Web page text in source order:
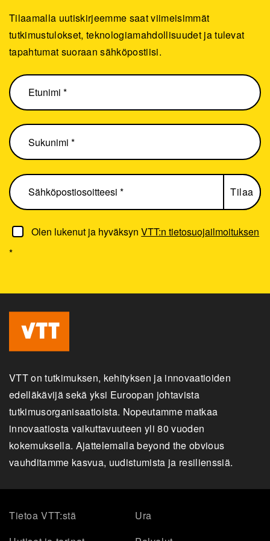
Olen lukenut ja hyväksynVTT:n tietosuojailmoituksen
*
Tilaamalla uutiskirjeemme saat viimeisimmät
tutkimustulokset, teknologiamahdollisuudet ja tulevat
tapahtumat suoraan sähköpostiisi.
VTT on tutkimuksen, kehityksen ja innovaatioiden
edelläkävijä sekä yksi Euroopan johtavista
tutkimusorganisaatioista. Nopeutamme matkaa
innovaatiosta vaikuttavuuteen yli 80 vuoden
kokemuksella. Ajattelemalla beyond the obvious
vauhditamme kasvua, uudistumista ja resilienssiä.
Tietoa VTT:stä
Ura